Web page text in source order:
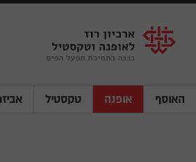
Shenkar
Logo
האוסף אופנה טקסטיל